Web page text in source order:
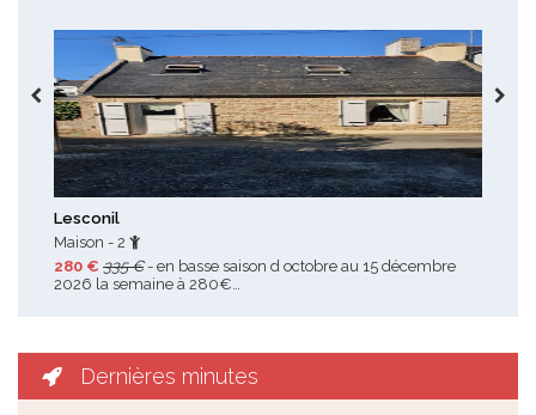
Lesconil
Maison - 2
280 € 335 €- en basse saison d octobre au 15 décembre
2026 la semaine à 280€…
Dernières minutes